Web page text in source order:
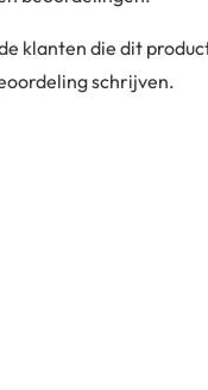
klanten die dit
schrijven.